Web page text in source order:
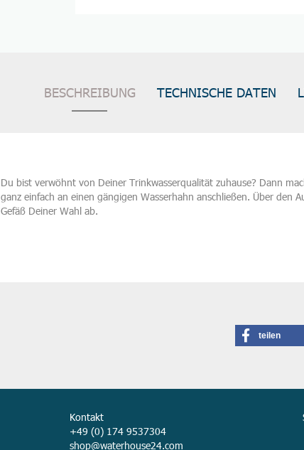
BESCHREIBUNG TECHNISCHE DATEN
Du bist verwöhnt von Deiner Trinkwasserqualität zuhause? Dann
ganz einfach an einen gängigen Wasserhahn anschließen. Über den
Gefäß Deiner Wahl ab.
teilen
Kontakt
+49 (0) 174 9537304
shop@waterhouse24.com